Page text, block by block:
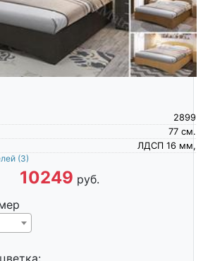
2899
см.
77
ЛДСП 16 мм,
(3)
10249 руб.